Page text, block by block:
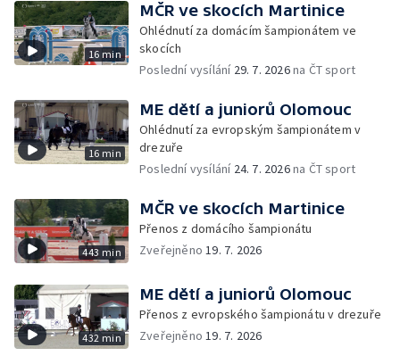
16 min
MČR ve skocích Martinice
Ohlédnutí za domácím šampionátem ve
skocích
Poslední vysílání 29. 7. 2026na ČT sport
16 min
ME dětí a juniorů Olomouc
Ohlédnutí za evropským šampionátem v
drezuře
Poslední vysílání 24. 7. 2026na ČT sport
443 min
MČR ve skocích Martinice
Přenos z domácího šampionátu
Zveřejněno19. 7. 2026
432 min
ME dětí a juniorů Olomouc
Přenos z evropského šampionátu v drezuře
Zveřejněno19. 7. 2026